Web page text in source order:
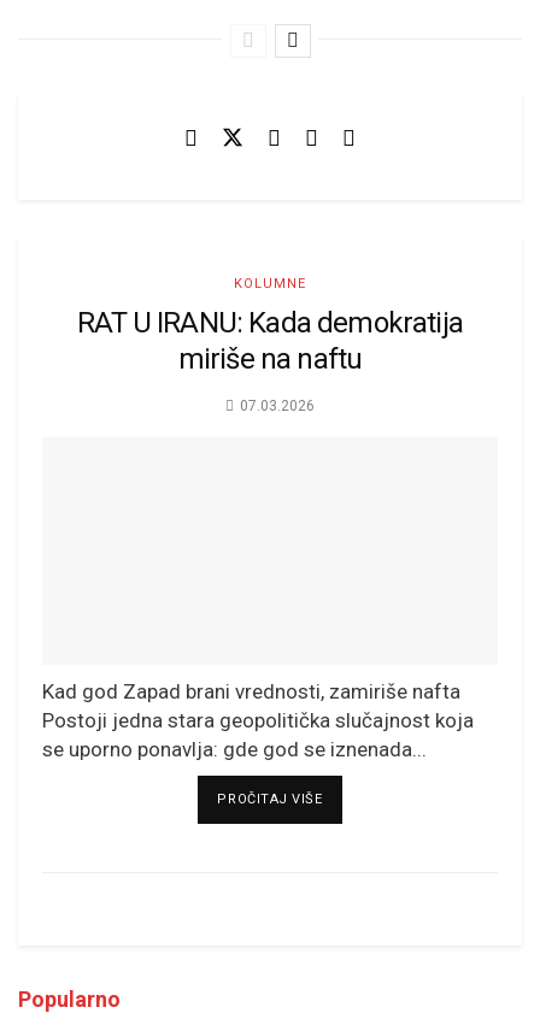
KOLUMNE
RAT U IRANU: Kada demokratija
miriše na naftu
07.03.2026
Kad god Zapad brani vrednosti, zamiriše nafta
Postoji jedna stara geopolitička slučajnost koja
se uporno ponavlja: gde god se iznenada...
PROČITAJ VIŠEDETAILS
Popularno